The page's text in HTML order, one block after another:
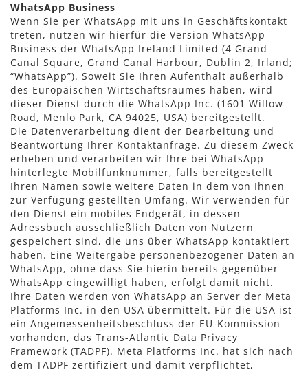
WhatsApp Business
Wenn Sie per WhatsApp mit uns in Geschäftskontakt
treten, nutzen wir hierfür die Version WhatsApp
Business der WhatsApp Ireland Limited (4 Grand
Canal Square, Grand Canal Harbour, Dublin 2, Irland;
“WhatsApp”). Soweit Sie Ihren Aufenthalt außerhalb
des Europäischen Wirtschaftsraumes haben, wird
dieser Dienst durch die WhatsApp Inc. (1601 Willow
Road, Menlo Park, CA 94025, USA) bereitgestellt.
Die Datenverarbeitung dient der Bearbeitung und
Beantwortung Ihrer Kontaktanfrage. Zu diesem Zweck
erheben und verarbeiten wir Ihre bei WhatsApp
hinterlegte Mobilfunknummer, falls bereitgestellt
Ihren Namen sowie weitere Daten in dem von Ihnen
zur Verfügung gestellten Umfang. Wir verwenden für
den Dienst ein mobiles Endgerät, in dessen
Adressbuch ausschließlich Daten von Nutzern
gespeichert sind, die uns über WhatsApp kontaktiert
haben. Eine Weitergabe personenbezogener Daten an
WhatsApp, ohne dass Sie hierin bereits gegenüber
WhatsApp eingewilligt haben, erfolgt damit nicht.
Ihre Daten werden von WhatsApp an Server der Meta
Platforms Inc. in den USA übermittelt. Für die USA ist
ein Angemessenheitsbeschluss der EU-Kommission
vorhanden, das Trans-Atlantic Data Privacy
Framework (TADPF). Meta Platforms Inc. hat sich nach
dem TADPF zertifiziert und damit verpflichtet,